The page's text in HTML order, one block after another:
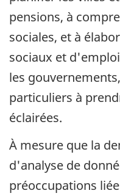
pensions, à
sociales, et à
sociaux et
les
particuliers à
éclairées.
À mesure que la
d'analyse de
préoccupations